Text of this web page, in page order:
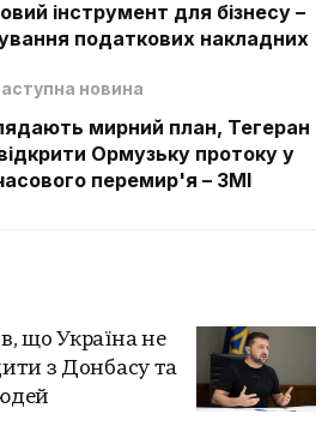
інструмент для бізнесу –
податкових накладних
новина
мирний план, Тегеран
Ормузьку протоку у
перемир'я – ЗМІ
що Україна не
з Донбасу та